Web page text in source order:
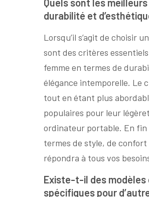
Quels sont les
durabilité et
Lorsqu’il s’agit de choisir
sont des critères
femme en termes de
élégance intemporelle. Le
tout en étant plus
populaires pour leur
ordinateur portable. En fin
termes de style, de
répondra à tous vos
Existe-t-il des modèles
spécifiques pour